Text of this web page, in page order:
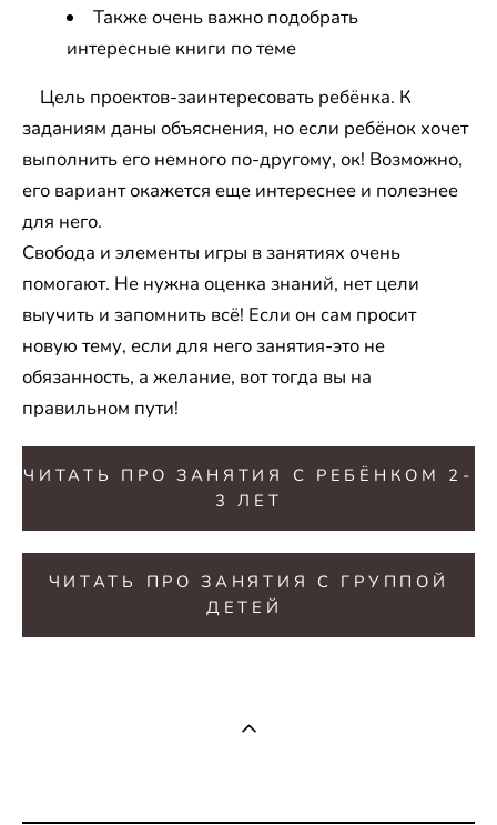
Также очень важно подобрать
интересные книги по теме
Цель проектов-заинтересовать ребёнка. К
заданиям даны объяснения, но если ребёнок хочет
выполнить его немного по-другому, ок! Возможно,
его вариант окажется еще интереснее и полезнее
для него.
Свобода и элементы игры в занятиях очень
помогают. Не нужна оценка знаний, нет цели
выучить и запомнить всё! Если он сам просит
новую тему, если для него занятия-это не
обязанность, а желание, вот тогда вы на
правильном пути!
ЧИТАТЬ ПРО ЗАНЯТИЯ С РЕБЁНКОМ 2-
3 ЛЕТ
ЧИТАТЬ ПРО ЗАНЯТИЯ С ГРУППОЙ
ДЕТЕЙ